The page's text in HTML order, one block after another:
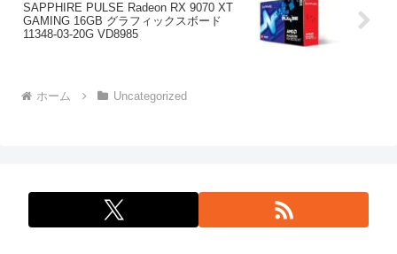
SAPPHIRE PULSE Radeon RX 9070 XT
GAMING 16GB グラフィックスボード
11348-03-20G VD8985
ホーム Uncategorized